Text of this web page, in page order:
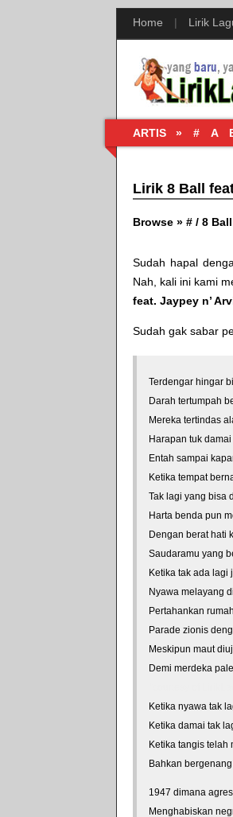
Home | Lirik
ARTIS » # A
Lirik 8 Ball
Browse » # / 8 Ball
Sudah hapal
Nah, kali ini kami
feat. Jaypey n’
Sudah gak sabar
Terdengar hingar
Darah tertumpah
Mereka tertindas
Harapan tuk
Entah sampai
Ketika tempat
Tak lagi yang bisa
Harta benda pun
Dengan berat hati
Saudaramu yang
Ketika tak ada lagi
Nyawa melayang
Pertahankan
Parade zionis
Meskipun maut
Demi merdeka
Ketika nyawa tak
Ketika damai tak
Ketika tangis telah
Bahkan
1947 dimana
Menghabiskan